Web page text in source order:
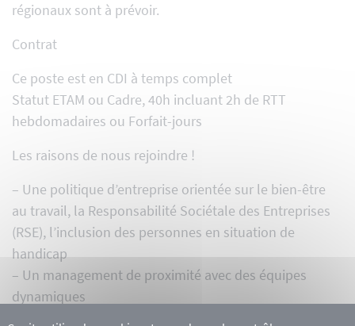
régionaux sont à prévoir.
Contrat
Ce poste est en CDI à temps complet
Statut ETAM ou Cadre,40h incluant 2h de RTT
hebdomadaires ou Forfait-jours
Les raisons de nous rejoindre !
– Une politique d’entreprise orientée sur le bien-être
au travail, la Responsabilité Sociétale des Entreprises
(RSE), l’inclusion des personnes en situation de
handicap
– Un management de proximité avec des équipes
dynamiques